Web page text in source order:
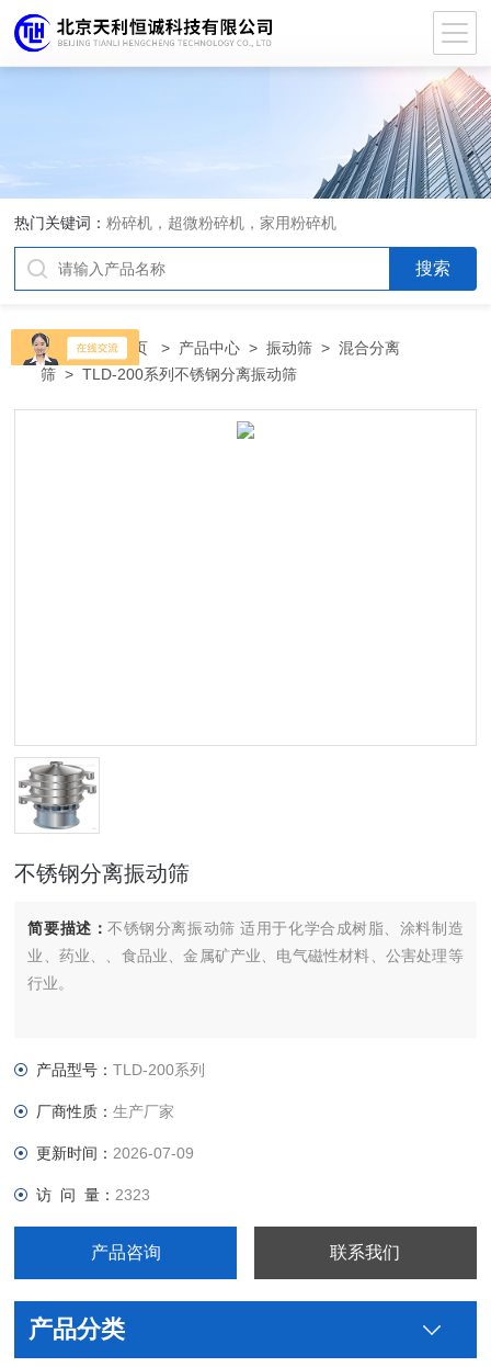
热门关键词：粉碎机，超微粉碎机，家用粉碎机
当前位置：首页 > 产品中心 >振动筛 >混合分离
筛 > TLD-200系列不锈钢分离振动筛
不锈钢分离振动筛
简要描述：不锈钢分离振动筛 适用于化学合成树脂、涂料制造
业、药业、、食品业、金属矿产业、电气磁性材料、公害处理等
行业。
产品型号：TLD-200系列
厂商性质：生产厂家
更新时间： 2026-07-09
访 问 量： 2323
产品咨询 联系我们
产品分类